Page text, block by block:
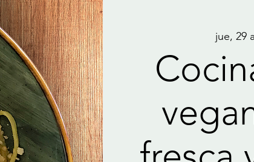
jue, 29